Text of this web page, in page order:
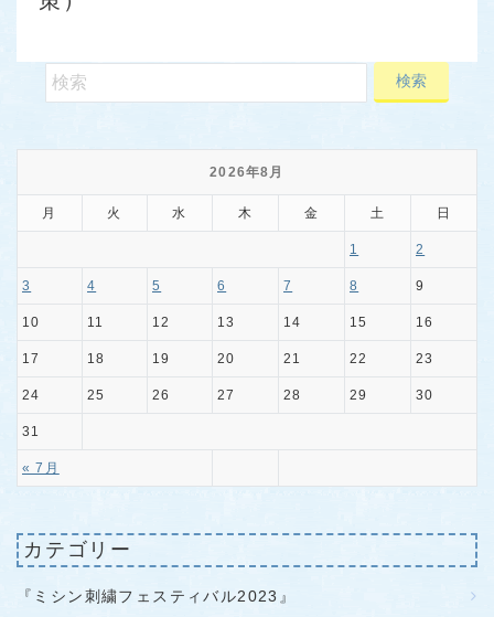
2026年8月
月 火 水 木 金 土 日
« 7月
1 2
3 4 5 6 7 8 9
10 11 12 13 14 15 16
17 18 19 20 21 22 23
24 25 26 27 28 29 30
31
カテゴリー
『ミシン刺繍フェスティバル2023』